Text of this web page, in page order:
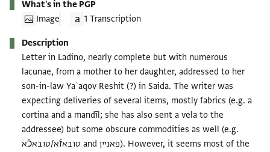
What's in the PGP
Image
1 Transcription
Description
Letter in Ladino, nearly complete but with numerous
lacunae, from a mother to her daughter, addressed to her
son-in-law Yaʿaqov Reshit (?) in Saida. The writer was
expecting deliveries of several items, mostly fabrics (e.g. a
cortina and a mandīl; she has also sent a vela to the
addressee) but some obscure commodities as well (e.g.
טובאזֿא/טובאכֿא and פאניין). However, it seems most of the